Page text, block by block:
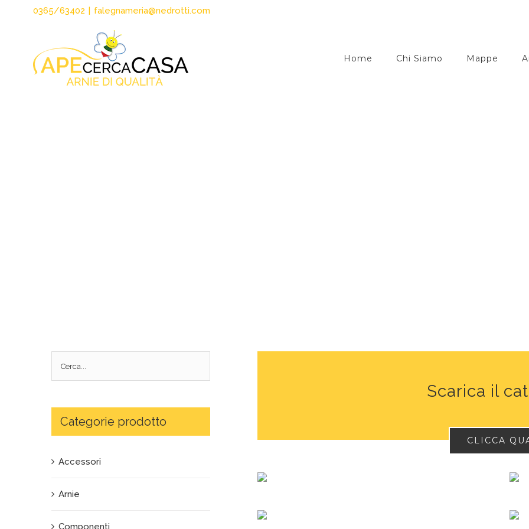
contenuto
0365/63402 | falegnameria@nedrotti.com
Home Chi Siamo Mappe
Scarica il
CLICCA
Categorie prodotto
Accessori
Arnie
Componenti